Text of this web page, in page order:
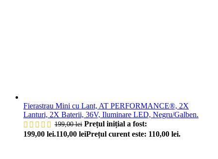
Fierastrau Mini cu Lant, AT PERFORMANCE®, 2X
Lanturi, 2X Baterii, 36V, Iluminare LED, Negru/Galben.
199,00lei Prețul inițial a fost:
199,00 lei.110,00 leiPrețul curent este: 110,00 lei.